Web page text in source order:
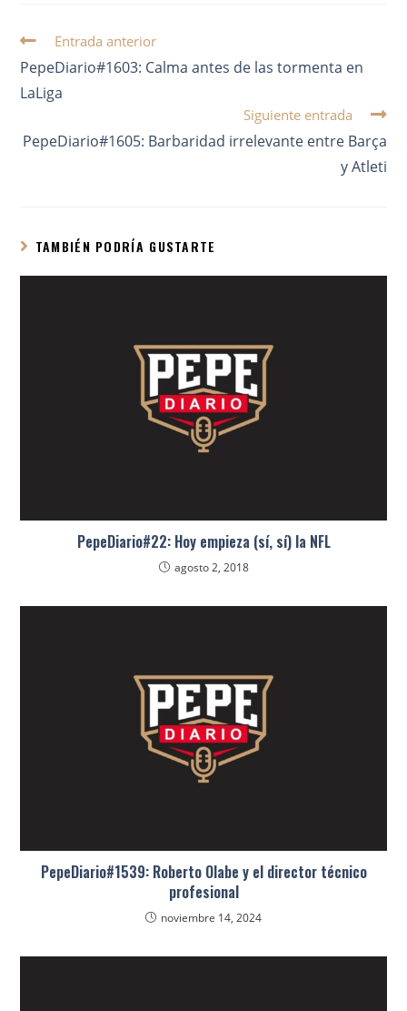
Entrada anterior
PepeDiario#1603: Calma antes de las tormenta en
LaLiga
Siguiente entrada
PepeDiario#1605: Barbaridad irrelevante entre Barça
y Atleti
TAMBIÉN PODRÍA GUSTARTE
PepeDiario#22: Hoy empieza (sí, sí) la NFL
agosto 2, 2018
PepeDiario#1539: Roberto Olabe y el director técnico
profesional
noviembre 14, 2024